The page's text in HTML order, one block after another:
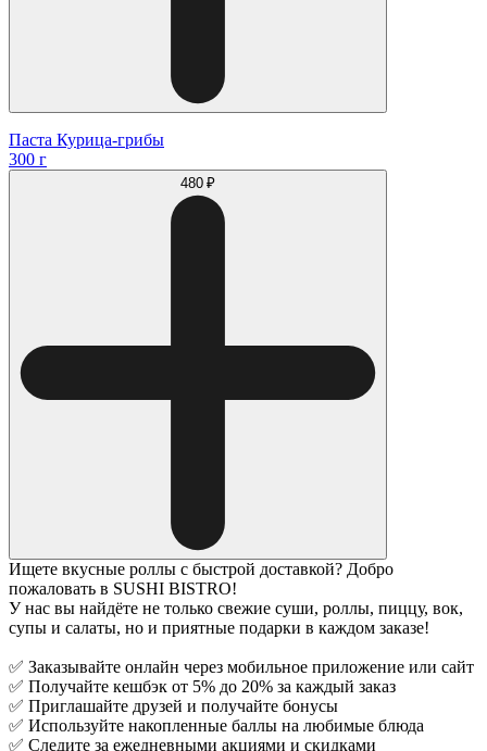
Паста Курица-грибы
300 г
480 ₽
Ищете вкусные роллы с быстрой доставкой? Добро
пожаловать в SUSHI BISTRO!
У нас вы найдёте не только свежие суши, роллы, пиццу, вок,
супы и салаты, но и приятные подарки в каждом заказе!
✅ Заказывайте онлайн через мобильное приложение или сайт
✅ Получайте кешбэк от 5% до 20% за каждый заказ
✅ Приглашайте друзей и получайте бонусы
✅ Используйте накопленные баллы на любимые блюда
✅ Следите за ежедневными акциями и скидками